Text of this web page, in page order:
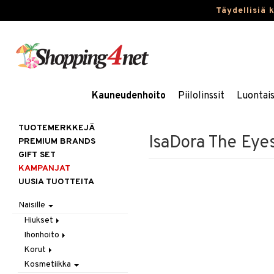
Täydellisiä
Kauneudenhoito Piilolinssit
IsaDora The
TUOTEMERKKEJÄ
PREMIUM BRANDS
GIFT SET
KAMPANJAT
UUSIA TUOTTEITA
Naisille
Hiukset
Gift Set
Harjat / Kammat
Hiuskuurit
Ihonhoito
Aurinkotuotteet
Erikoistuotteet
Korut
Kaulakorut
Kosmetiikka